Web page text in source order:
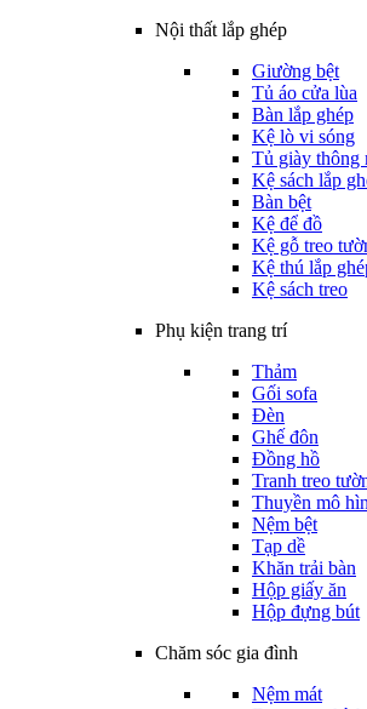
Nội thất lắp ghép
Giường bệt
Tủ áo cửa lùa
Bàn lắp ghép
Kệ lò vi sóng
Tủ giày thông
Kệ sách lắp
Bàn bệt
Kệ để đồ
Kệ gỗ treo
Kệ thú lắp
Kệ sách treo
Phụ kiện trang trí
Thảm
Gối sofa
Đèn
Ghế đôn
Đồng hồ
Tranh treo
Thuyền mô
Nệm bệt
Tạp dề
Khăn trải bàn
Hộp giấy ăn
Hộp đựng bút
Chăm sóc gia đình
Nệm mát